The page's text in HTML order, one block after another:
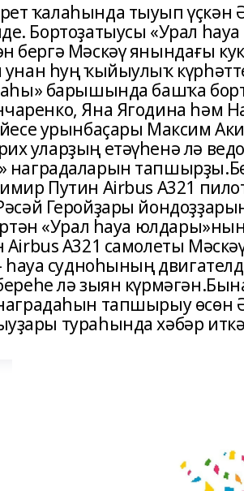
ҡалаһында тыуып үҫкән
Бортоҙатыусы «Урал
бергә Мәскәү янындағы
һуң ҡыйыулыҡ
барышында башҡа
Яна Ягодина һәм
урынбаҫары Максим
уларҙың етәүһенә лә
наградаларын
Путин Airbus A321
Геройҙары
«Урал һауа
А321 самолеты
һауа судноһының
лә зыян
тапшырыу өсөн
тураһында хәбәр